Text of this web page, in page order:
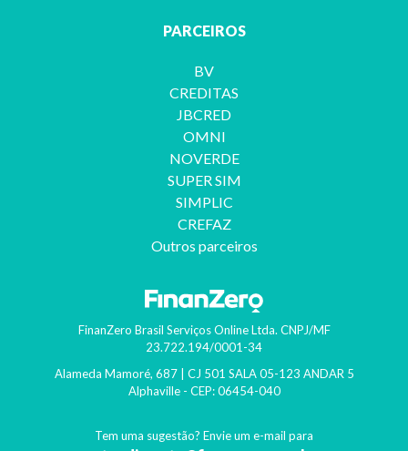
PARCEIROS
BV
CREDITAS
JBCRED
OMNI
NOVERDE
SUPER SIM
SIMPLIC
CREFAZ
Outros parceiros
FinanZero Brasil Serviços Online Ltda. CNPJ/MF
23.722.194/0001-34
Alameda Mamoré, 687 | CJ 501 SALA 05-123 ANDAR 5
Alphaville- CEP: 06454-040
Tem uma sugestão? Envie um e-mail para